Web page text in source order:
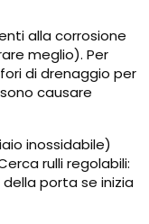
alla corrosione
meglio). Per
di drenaggio per
causare
inossidabile)
rulli regolabili:
porta se inizia